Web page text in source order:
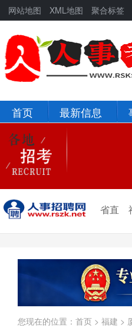
网站地图 XML地图 聚合标签
首页 最新信息
北京
宁夏
甘肃 陕西
河北
湖北 湖南
江苏
福建
国考
省考
省直
您现在的位置： 首页 > 福建 >